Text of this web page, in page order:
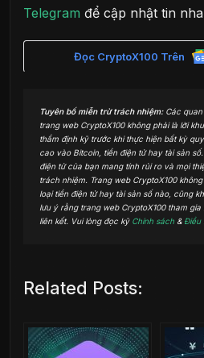
Telegram để cập nhật tin
Đọc CryptoX100 Trên
Tuyên bố miễn trừ trách nhiệm:Các quan
trang web CryptoX100 không phải là lời
thẩm định kỹ trước khi thực hiện bất kỳ
cao vào Bitcoin, tiền điện tử hay tài sản
điện tử của bạn mang tính rủi ro và mọi
trách nhiệm. Trang web CryptoX100
loại tiền điện tử hay tài sản số nào, cũng
lưu ý rằng trang web CryptoX100 tham
liên kết. Vui lòng đọc kỹ Chính sách & Điều
Related Posts: